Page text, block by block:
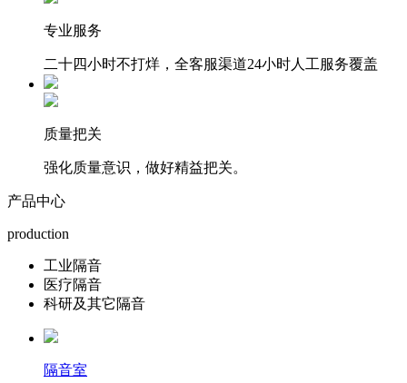
专业服务
二十四小时不打烊，全客服渠道24小时人工服务覆盖
质量把关
强化质量意识，做好精益把关。
产品中心
production
工业隔音
医疗隔音
科研及其它隔音
隔音室